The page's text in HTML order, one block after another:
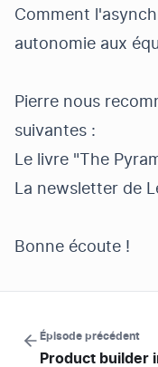
Comment
autonomie aux
Pierre nous
suivantes :
Le livre "The
La newsletter de
Bonne écoute !
Épisode précédent
Product builder